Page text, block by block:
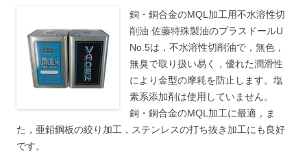
銅・銅合金のMQL加工用不水溶性切
削油 佐藤特殊製油のプラスドールU
No.5は，不水溶性切削油で，無色，
無臭で取り扱い易く，優れた潤滑性
により金型の摩耗を防止します。塩
素系添加剤は使用していません。
銅・銅合金のMQL加工に最適，ま
た，亜鉛鋼板の絞り加工，ステンレスの打ち抜き加工にも良好
です。